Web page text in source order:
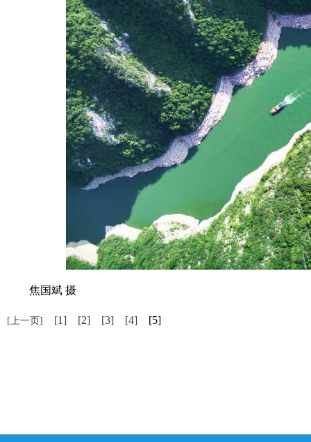
焦国斌 摄
[上一页] [1] [2] [3] [4] [5]